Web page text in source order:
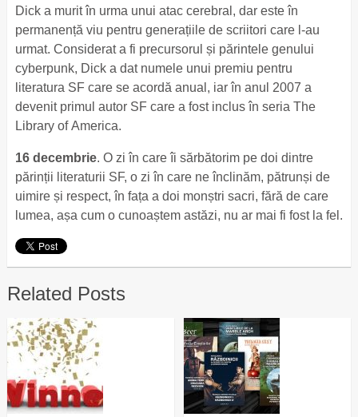
Dick a murit în urma unui atac cerebral, dar este în
permanență viu pentru generațiile de scriitori care l-au
urmat. Considerat a fi precursorul și părintele genului
cyberpunk, Dick a dat numele unui premiu pentru
literatura SF care se acordă anual, iar în anul 2007 a
devenit primul autor SF care a fost inclus în seria The
Library of America.
16 decembrie. O zi în care îi sărbătorim pe doi dintre
părinții literaturii SF, o zi în care ne înclinăm, pătrunși de
uimire și respect, în fața a doi monștri sacri, fără de care
lumea, așa cum o cunoaștem astăzi, nu ar mai fi fost la fel.
Related Posts